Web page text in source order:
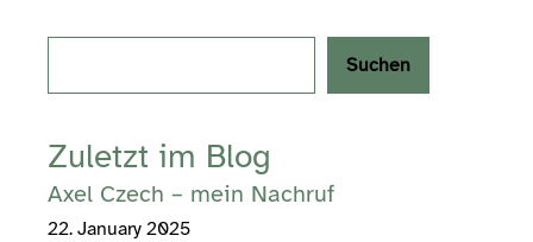
Suchen
Zuletzt im Blog
Axel Czech – mein Nachruf
22. January 2025